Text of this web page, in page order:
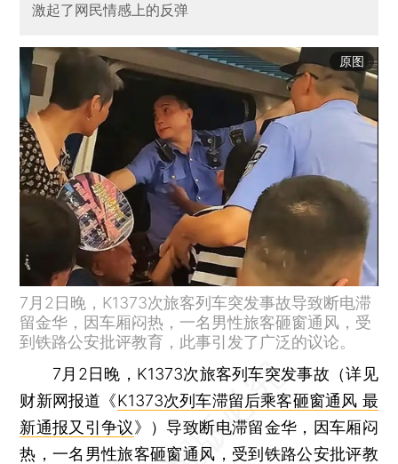
激起了网民情感上的反弹
原图
7月2日晚，K1373次旅客列车突发事故导致断电滞
留金华，因车厢闷热，一名男性旅客砸窗通风，受
到铁路公安批评教育，此事引发了广泛的议论。
7月2日晚，K1373次旅客列车突发事故（详见
财新网报道《K1373次列车滞留后乘客砸窗通风 最
新通报又引争议》）导致断电滞留金华，因车厢闷
热，一名男性旅客砸窗通风，受到铁路公安批评教